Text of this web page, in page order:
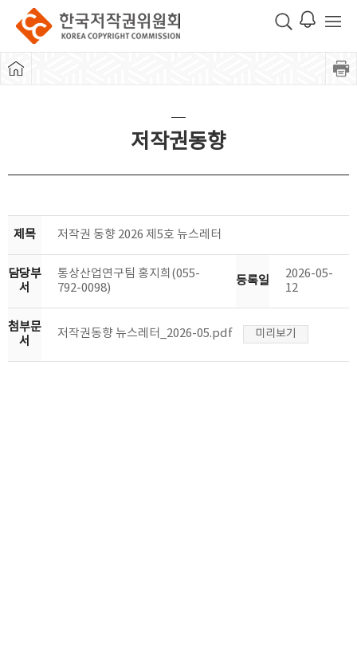
저작권동향
제목 저작권 동향 2026 제5호 뉴스레터
담당부
서
통상산업연구팀 홍지희(055-
792-0098)
등록일
2026-05-
12
첨부문
서
저작권동향 뉴스레터_2026-05.pdf 미리보기